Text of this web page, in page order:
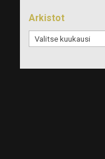
Arkistot
Arkistot